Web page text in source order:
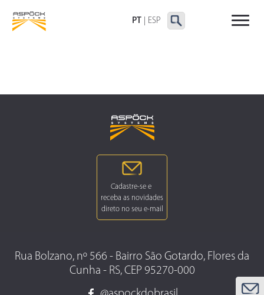
PT ESP
DELIMITADORAS E
LATERAIS
Rua Bolzano, nº 566 - Bairro São Gotardo, Flores da
Cunha - RS, CEP 95270-000